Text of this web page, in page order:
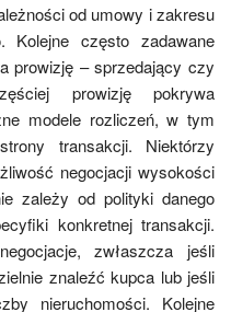
od umowy i zakresu
Kolejne często zadawane
prowizję – sprzedający czy
prowizję pokrywa
modele rozliczeń, w tym
transakcji. Niektórzy
negocjacji wysokości
zależy od polityki danego
konkretnej transakcji.
zwłaszcza jeśli
znaleźć kupca lub jeśli
nieruchomości. Kolejne